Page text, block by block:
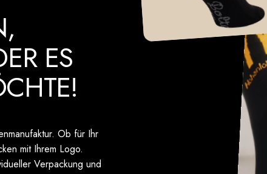
ES
Ob für Ihr
mit Ihrem Logo.
Verpackung und